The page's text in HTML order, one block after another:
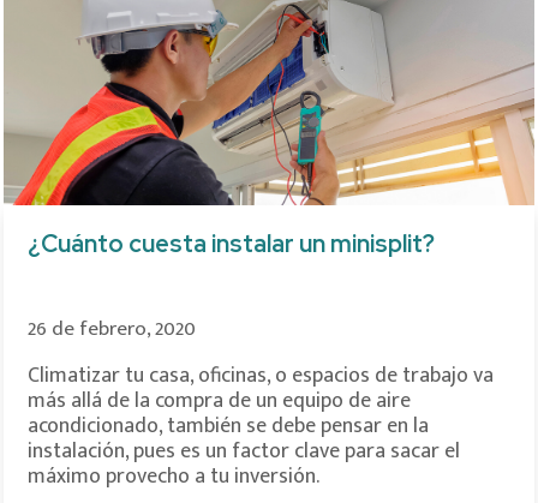
¿Cuánto cuesta instalar un minisplit?
26 de febrero, 2020
Climatizar tu casa, oficinas, o espacios de trabajo va
más allá de la compra de un equipo de aire
acondicionado, también se debe pensar en la
instalación, pues es un factor clave para sacar el
máximo provecho a tu inversión.